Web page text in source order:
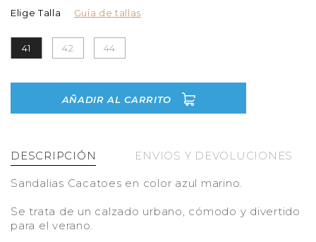
Elige Talla Guía de tallas
41 42 44
AÑADIR AL CARRITO
DESCRIPCIÓN ENVIOS Y DEVOLUCIONES
Sandalias Cacatoes en color azul marino.
Se trata de un calzado urbano, cómodo y divertido
para el verano.